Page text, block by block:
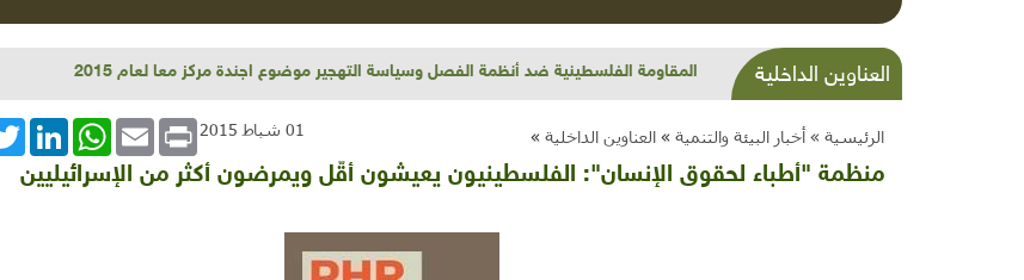
العناوين الداخلية مناقيع النباتات العطرية الشائعة للاستشفاء وإثراء الأطعمة: البابونج والشومر واليانسون نموذجاً
الرئيسية » أخبار البيئة والتنمية » العناوين الداخلية »
LinkedInWhatsApp Email Print 01 شباط 2015
منظمة "أطباء لحقوق الإنسان": الفلسطينيون يعيشون أقّل ويمرضون أكثر من الإسرائيليين